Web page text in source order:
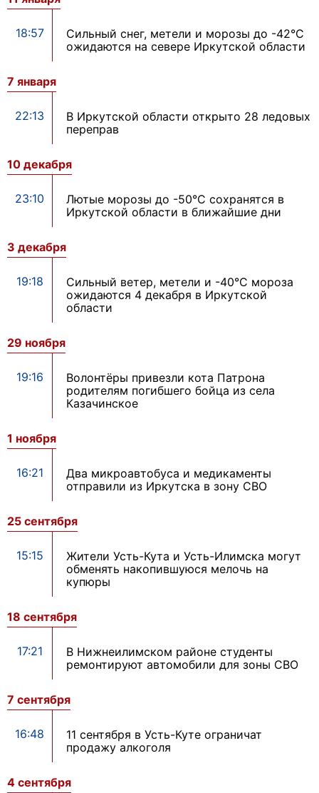
18:57
Сильный снег, метели и морозы до -42°С
ожидаются на севере Иркутской области
7 января
22:13
В Иркутской области открыто 28 ледовых
переправ
10 декабря
23:10
Лютые морозы до -50°С сохранятся в
Иркутской области в ближайшие дни
3 декабря
19:18
Сильный ветер, метели и -40°С мороза
ожидаются 4 декабря в Иркутской
области
29 ноября
19:16
Волонтёры привезли кота Патрона
родителям погибшего бойца из села
Казачинское
1 ноября
16:21
Два микроавтобуса и медикаменты
отправили из Иркутска в зону СВО
25 сентября
15:15
Жители Усть-Кута и Усть-Илимска могут
обменять накопившуюся мелочь на
купюры
18 сентября
17:21
В Нижнеилимском районе студенты
ремонтируют автомобили для зоны СВО
7 сентября
16:48
11 сентября в Усть-Куте ограничат
продажу алкоголя
4 сентября